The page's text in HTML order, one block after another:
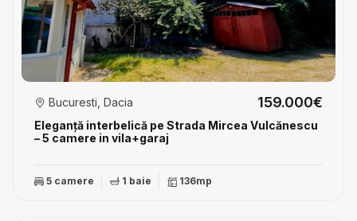
Eleganță interbelică pe Strada Mircea Vulcănescu
– 5 camere in vila+garaj
Bucuresti, Dacia 159.000€
5 camere 1 baie 136mp